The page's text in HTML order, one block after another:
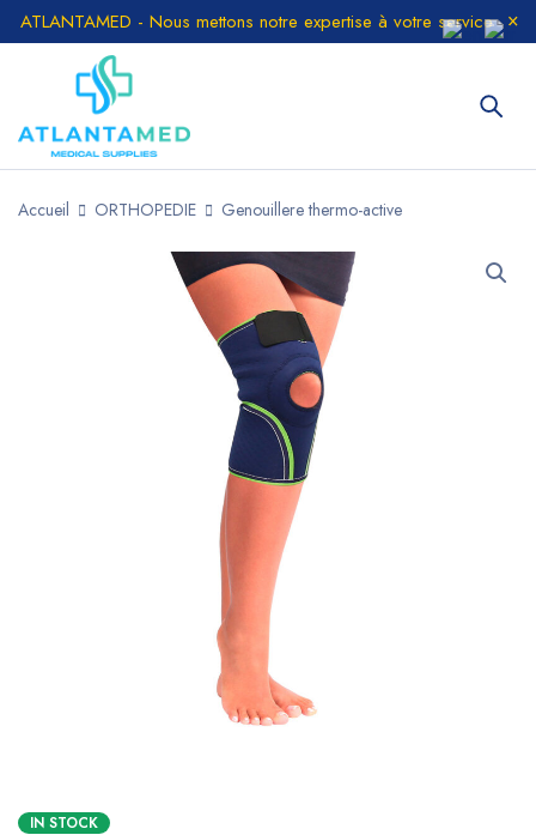
ATLANTAMED - Nous mettons notre expertise à votre service
Accueil ORTHOPEDIE Genouillere thermo-active
IN STOCK